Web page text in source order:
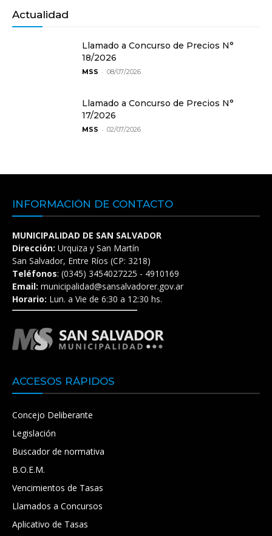
Actualidad
Llamado a Concurso de Precios N°
18/2026
MSS - 08/07/2026
Llamado a Concurso de Precios N°
17/2026
MSS - 02/07/2026
INFORMACIÓN DE CONTACTO
MUNICIPALIDAD DE SAN SALVADOR
Dirección: Urquiza y San Martín
San Salvador, Entre Ríos (CP: 3218)
Teléfonos: (0345) 3454027225 - 4910169
Email: municipalidad@sansalvadorer.gov.ar
Horario: Lun. a Vie de 6:30 a 12:30 hs.
ACCESOS RÁPIDOS
Concejo Deliberante
Legislación
Buscador de normativa
B.O.E.M.
Vencimientos de Tasas
Llamados a Concursos
Aplicativo de Tasas